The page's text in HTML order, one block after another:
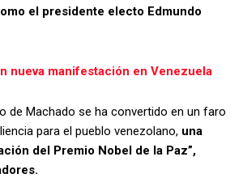
el presidente electo Edmundo
nueva manifestación en Venezuela
de Machado se ha convertido en un faro
para el pueblo venezolano, una
del Premio Nobel de la Paz”,